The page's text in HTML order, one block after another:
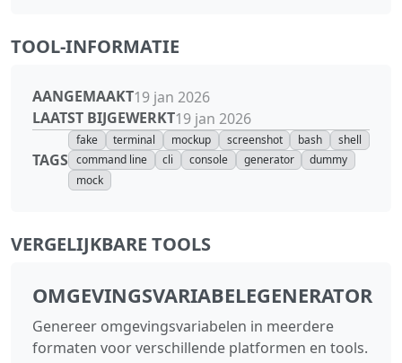
TOOL-INFORMATIE
AANGEMAAKT19 jan 2026
LAATST BIJGEWERKT19 jan 2026
TAGS
fake terminal mockup screenshot bash
shell
command line
cli console generator
dummy
mock
VERGELIJKBARE TOOLS
OMGEVINGSVARIABELEGENERATOR
Genereer omgevingsvariabelen in meerdere
formaten voor verschillende platformen en tools.